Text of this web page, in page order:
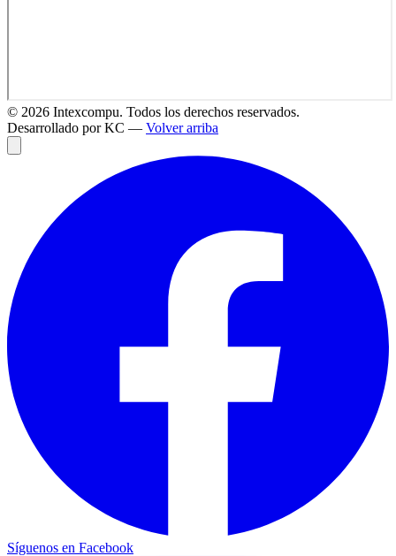
© 2026 Intexcompu. Todos los derechos reservados.
Desarrollado por KC — Volver arriba
Síguenos en Facebook